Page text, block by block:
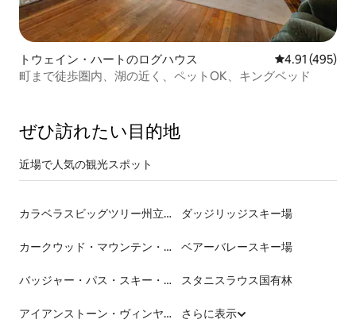
トウェイン・ハートのログハウス レビュー495
4.91 (495)
町まで徒歩圏内、湖の近く、ペットOK、キングベッド
ぜひ訪⁠れ⁠た⁠い目⁠的⁠地
近場で人気の観光スポット
カラベラスビッグツリー州立公園 ダッジリッジスキー場
カークウッド・マウンテン・リゾート ベアーバレースキー場
バッジャー・パス・スキー・エリア スタニスラウス国有林
アイアンストーン・ヴィンヤーズ さらに表示